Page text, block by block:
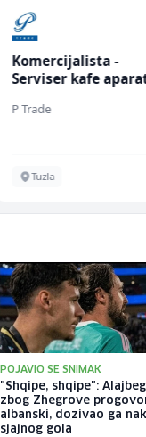
Komercijalista -
Serviser kafe
P Trade
Tuzla
POJAVIO SE SNIMAK
"Shqipe, shqipe":
zbog Zhegrove
albanski, dozivao ga
sjajnog gola